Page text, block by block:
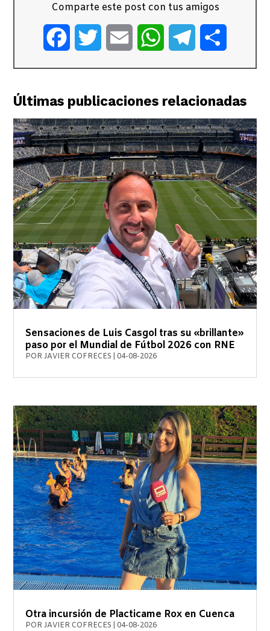
Comparte este post con tus amigos
FacebookTwitter Email WhatsAppTelegram
Últimas publicaciones relacionadas
Sensaciones de Luis Casgol tras su «brillante»
paso por el Mundial de Fútbol 2026 con RNE
PORJAVIER COFRECES 04-08-2026
Otra incursión de Placticame Rox en Cuenca
PORJAVIER COFRECES 04-08-2026